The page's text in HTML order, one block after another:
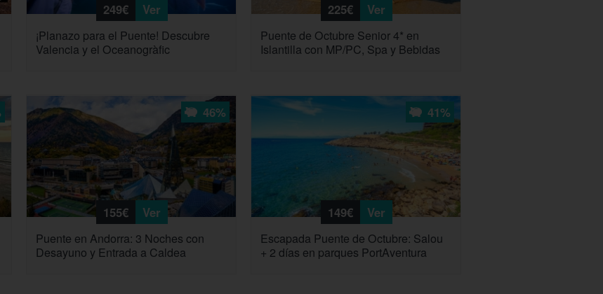
249€ Ver
¡Planazo para el Puente! Descubre
Valencia y el Oceanogràfic
225€ Ver
Puente de Octubre Senior 4* en
Islantilla con MP/PC, Spa y Bebidas
46%
155€ Ver
Puente en Andorra: 3 Noches con
Desayuno y Entrada a Caldea
41%
149€ Ver
Escapada Puente de Octubre: Salou
+ 2 días en parques PortAventura